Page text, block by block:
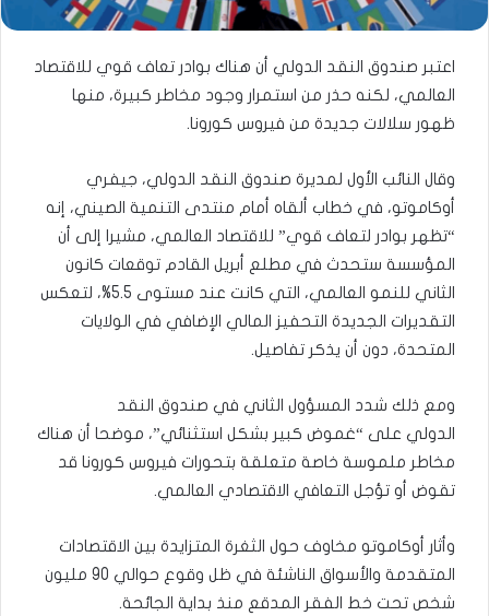
اعتبر صندوق النقد الدولي أن هناك بوادر تعاف قوي للاقتصاد
العالمي، لكنه حذر من استمرار وجود مخاطر كبيرة، منها
ظهور سلالات جديدة من فيروس كورونا.
وقال النائب الأول لمديرة صندوق النقد الدولي، جيفري
أوكاموتو، في خطاب ألقاه أمام منتدى التنمية الصيني، إنه
“تظهر بوادر لتعاف قوي” للاقتصاد العالمي، مشيرا إلى أن
المؤسسة ستحدث في مطلع أبريل القادم توقعات كانون
الثاني للنمو العالمي، التي كانت عند مستوى 5.5%، لتعكس
التقديرات الجديدة التحفيز المالي الإضافي في الولايات
المتحدة، دون أن يذكر تفاصيل.
ومع ذلك شدد المسؤول الثاني في صندوق النقد
الدولي على “غموض كبير بشكل استثنائي”، موضحا أن هناك
مخاطر ملموسة خاصة متعلقة بتحورات فيروس كورونا قد
تقوض أو تؤجل التعافي الاقتصادي العالمي.
وأثار أوكاموتو مخاوف حول الثغرة المتزايدة بين الاقتصادات
المتقدمة والأسواق الناشئة في ظل وقوع حوالي 90 مليون
شخص تحت خط الفقر المدقع منذ بداية الجائحة.